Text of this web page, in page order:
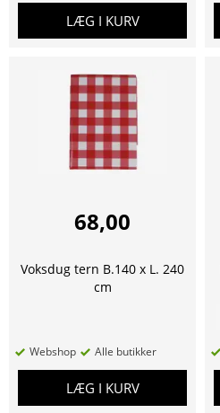
LÆG I KURV
68,00
Voksdug tern B.140 x L. 240
cm
Webshop Alle butikker
LÆG I KURV